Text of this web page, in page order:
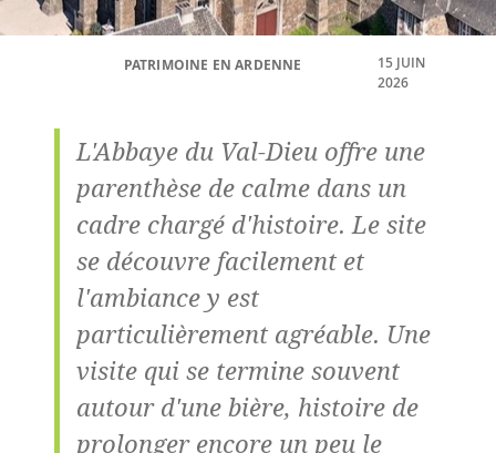
PATRIMOINE EN ARDENNE
15 JUIN
2026
L'Abbaye du Val-Dieu offre une
parenthèse de calme dans un
cadre chargé d'histoire. Le site
se découvre facilement et
l'ambiance y est
particulièrement agréable. Une
visite qui se termine souvent
autour d'une bière, histoire de
prolonger encore un peu le